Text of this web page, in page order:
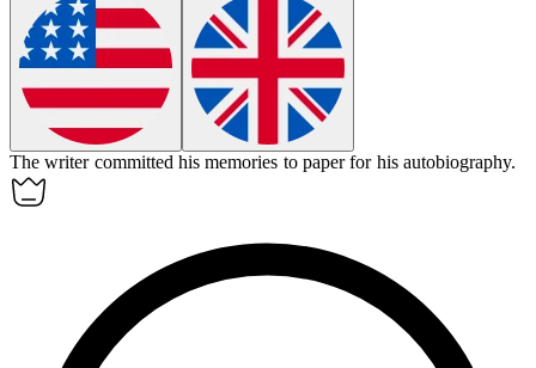
The writer committed his memories to paper for his autobiography.